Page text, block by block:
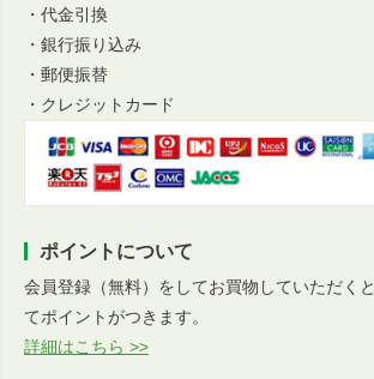
・代金引換
・銀行振り込み
・郵便振替
・クレジットカード
ポイントについて
会員登録（無料）をしてお買物していただく
てポイントがつきます。
詳細はこちら >>